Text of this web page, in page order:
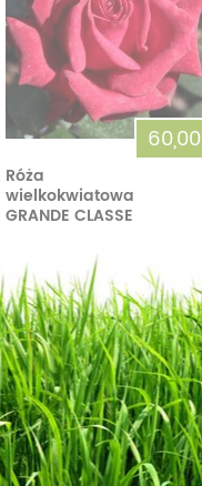
60,00
Róża
wielkokwiatowa
GRANDE CLASSE